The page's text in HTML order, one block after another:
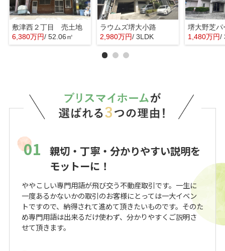
敷津西２丁目 売土地
6,380万円/ 52.06㎡
ラウムズ堺大小路
2,980万円/ 3LDK 1,480万円/
01
親切・丁寧・分かりやすい説明を
モットーに！
ややこしい専門用語が飛び交う不動産取引です。一生に
一度あるかないかの取引のお客様にとっては一大イベン
トですので、納得されて進めて頂きたいものです。そのた
め専門用語は出来るだけ使わず、分かりやすくご説明さ
せて頂きます。